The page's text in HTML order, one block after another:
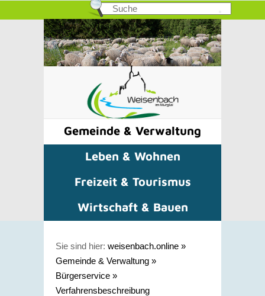
Gemeinde & Verwaltung
Leben & Wohnen
Freizeit & Tourismus
Wirtschaft & Bauen
Sie sind hier: weisenbach.online »
Gemeinde & Verwaltung »
Bürgerservice »
Verfahrensbeschreibung